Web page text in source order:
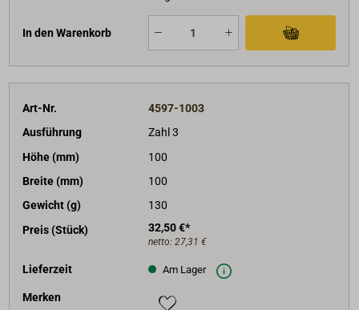
In den Warenkorb
Art-Nr.
4597-1003
Ausführung
Zahl 3
Höhe (mm)
100
Breite (mm)
100
Gewicht (g)
130
Preis (Stück)
32,50 €*
netto: 27,31 €
Lieferzeit Am Lager
Merken